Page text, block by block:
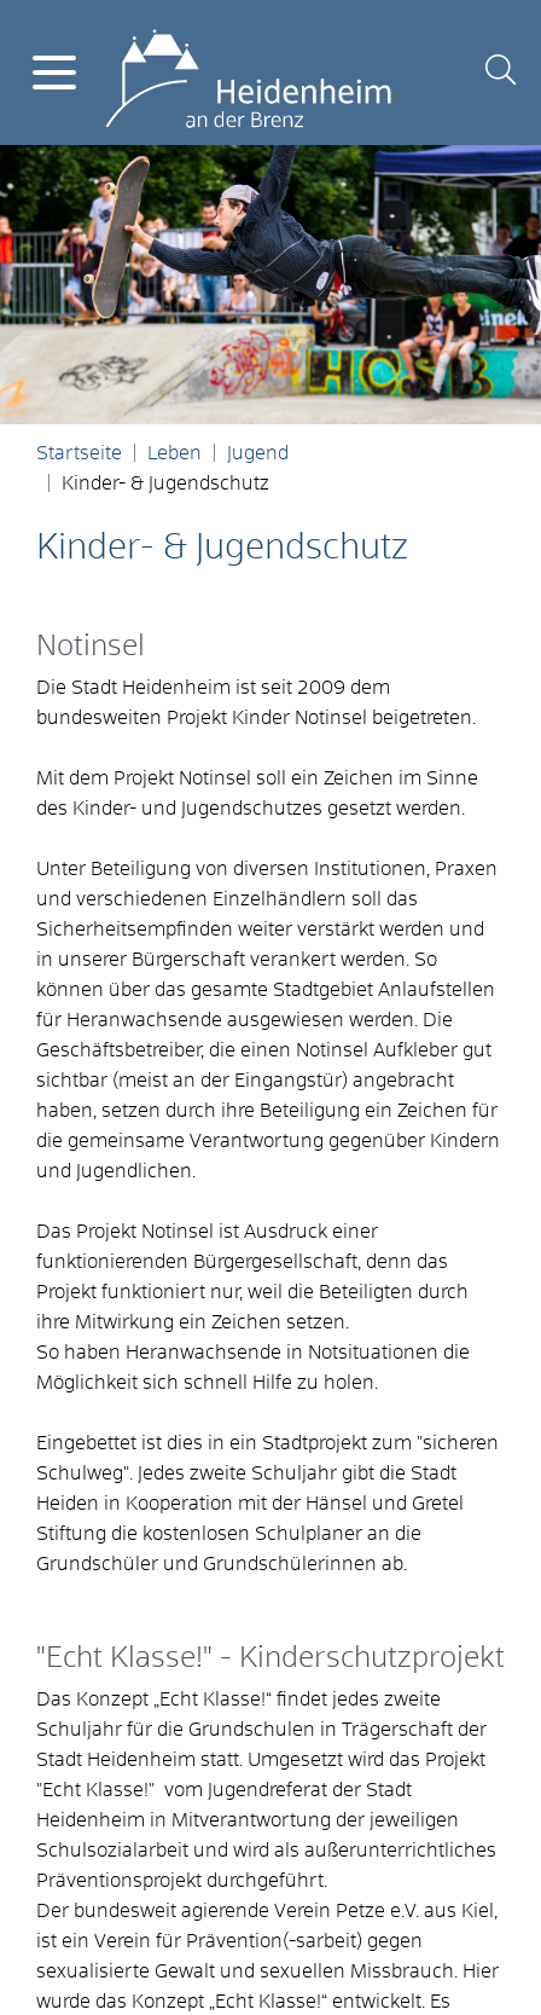
Startseite Leben
Jugend
Kinder- & Jugendschutz
Kinder- & Jugendschutz
Notinsel
Die Stadt Heidenheim ist seit 2009 dem
bundesweiten Projekt Kinder Notinsel beigetreten.
Mit dem Projekt Notinsel soll ein Zeichen im Sinne
des Kinder- und Jugendschutzes gesetzt werden.
Unter Beteiligung von diversen Institutionen, Praxen
und verschiedenen Einzelhändlern soll das
Sicherheitsempfinden weiter verstärkt werden und
in unserer Bürgerschaft verankert werden. So
können über das gesamte Stadtgebiet Anlaufstellen
für Heranwachsende ausgewiesen werden. Die
Geschäftsbetreiber, die einen Notinsel Aufkleber gut
sichtbar (meist an der Eingangstür) angebracht
haben, setzen durch ihre Beteiligung ein Zeichen für
die gemeinsame Verantwortung gegenüber Kindern
und Jugendlichen.
Das Projekt Notinsel ist Ausdruck einer
funktionierenden Bürgergesellschaft, denn das
Projekt funktioniert nur, weil die Beteiligten durch
ihre Mitwirkung ein Zeichen setzen.
So haben Heranwachsende in Notsituationen die
Möglichkeit sich schnell Hilfe zu holen.
Eingebettet ist dies in ein Stadtprojekt zum "sicheren
Schulweg". Jedes zweite Schuljahr gibt die Stadt
Heiden in Kooperation mit der Hänsel und Gretel
Stiftung die kostenlosen Schulplaner an die
Grundschüler und Grundschülerinnen ab.
"Echt Klasse!" - Kinderschutzprojekt
Das Konzept „Echt Klasse!“ findet jedes zweite
Schuljahr für die Grundschulen in Trägerschaft der
Stadt Heidenheim statt. Umgesetzt wird das Projekt
"Echt Klasse!" vom Jugendreferat der Stadt
Heidenheim in Mitverantwortung der jeweiligen
Schulsozialarbeit und wird als außerunterrichtliches
Präventionsprojekt durchgeführt.
Der bundesweit agierende Verein Petze e.V. aus Kiel,
ist ein Verein für Prävention(-sarbeit) gegen
sexualisierte Gewalt und sexuellen Missbrauch. Hier
wurde das Konzept „Echt Klasse!“ entwickelt. Es